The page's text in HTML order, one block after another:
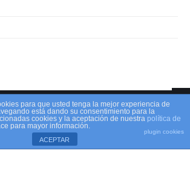
para que usted tenga la mejor experiencia de
está dando su consentimiento para la
cookies y la aceptación de nuestra política de
para mayor información.
plugin cookies
ACEPTAR